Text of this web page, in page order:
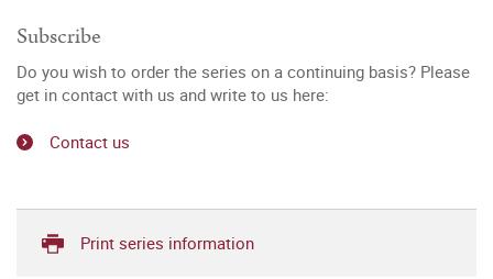
Subscribe
Do you wish to order the series on a continuing basis? Please
get in contact with us and write to us here:
Contact us
Print series information